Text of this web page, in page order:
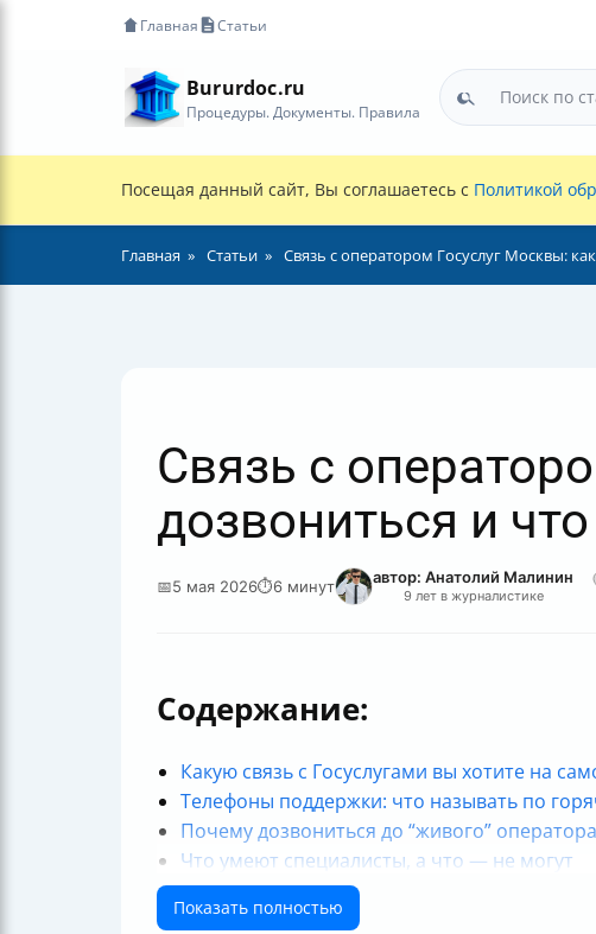
Главная Статьи
Bururdoc.ru
Процедуры. Документы. Правила
Посещая данный сайт, Вы соглашаетесь с Политикой
Главная Статьи Связь с оператором Госуслуг Москвы:
Связь с
дозвониться и
📅5 мая 2026⏱6 минут автор: Анатолий Малинин
9 лет в журналистике
Содержание:
Какую связь с Госуслугами вы хотите на
Телефоны поддержки: что называть по
Почему дозвониться до “живого”
Что умеют специалисты, а что — не могут
Как выбрать быстрый путь: телефон или чат
Робот Макс: как использовать, чтобы
Показать полностью